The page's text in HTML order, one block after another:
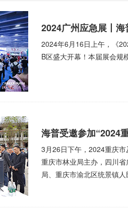
2024广州应急展丨海
2024年6月16日上午，《
B区盛大开幕！本届展会规
海普受邀参加“2024
3月26日下午，2024重庆
重庆市林业局主办，四川
局、重庆市渝北区统景镇人